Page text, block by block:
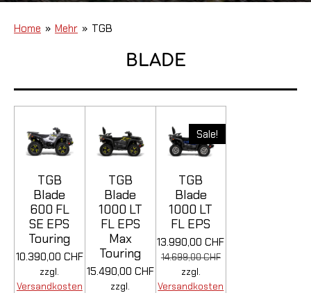
Home » Mehr » TGB
BLADE
TGB
Blade
600 FL
SE EPS
Touring
10.390,00 CHF
zzgl.
Versandkosten
TGB
Blade
1000 LT
FL EPS
Max
Touring
15.490,00 CHF
zzgl.
Sale!
TGB
Blade
1000 LT
FL EPS
13.990,00 CHF
14.699,00 CHF
zzgl.
Versandkosten